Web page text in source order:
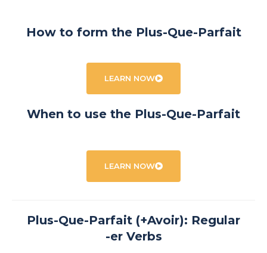
How to form the Plus-Que-Parfait
LEARN NOW
When to use the Plus-Que-Parfait
LEARN NOW
Plus-Que-Parfait (+Avoir): Regular
-er Verbs